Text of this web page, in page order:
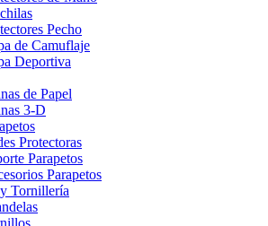
Pecho
de Camuflaje
Deportiva
de Papel
3-D
Protectoras
Parapetos
Parapetos
Tornillería